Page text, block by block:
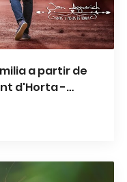
a partir de
d'Horta -